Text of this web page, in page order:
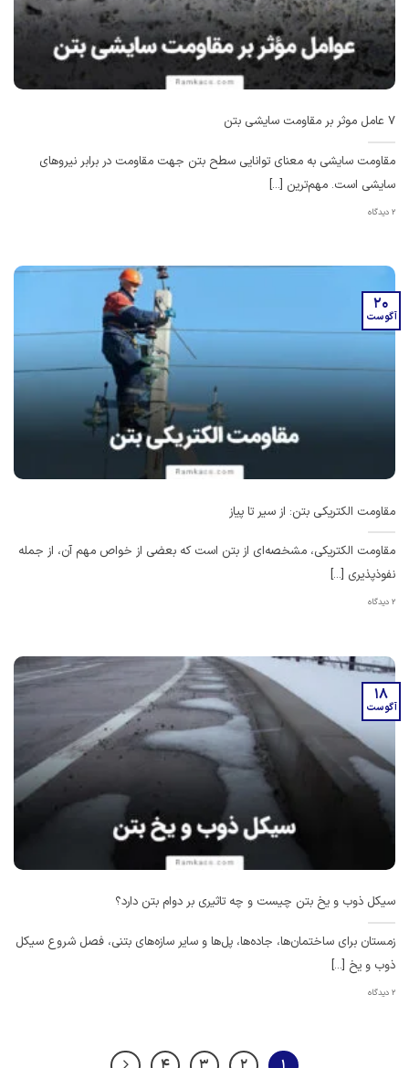
7 عامل موثر بر مقاومت سایشی بتن
مقاومت سایشی به معنای توانایی سطح بتن جهت مقاومت در برابر نیروهای
سایشی است. مهم‌ترین [...]
2 دیدگاه
مقاومت الکتریکی بتن: از سیر تا پیاز
مقاومت الکتریکی، مشخصه‌ای از بتن است که بعضی از خواص مهم آن، از جمله
نفوذ‌پذیری [...]
2 دیدگاه
20
آگوست
سیکل ذوب و یخ بتن چیست و چه تاثیری بر دوام بتن دارد؟
زمستان برای ساختمان‌ها، جاده‌ها، پل‌ها و سایر سازه‌های بتنی، فصل شروع سیکل
ذوب و یخ [...]
2 دیدگاه
18
آگوست